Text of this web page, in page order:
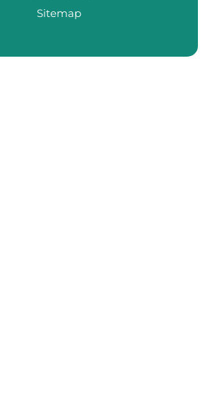
Sitemap